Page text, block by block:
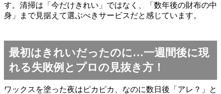
す。清掃は「今だけきれい」ではなく、「数年後の財布の中
身」まで見据えて選ぶべきサービスだと感じています。
最初はきれいだったのに…一週間後に現
れる失敗例とプロの見抜き方！
ワックスを塗った夜はピカピカ、なのに数日後「アレ？」と